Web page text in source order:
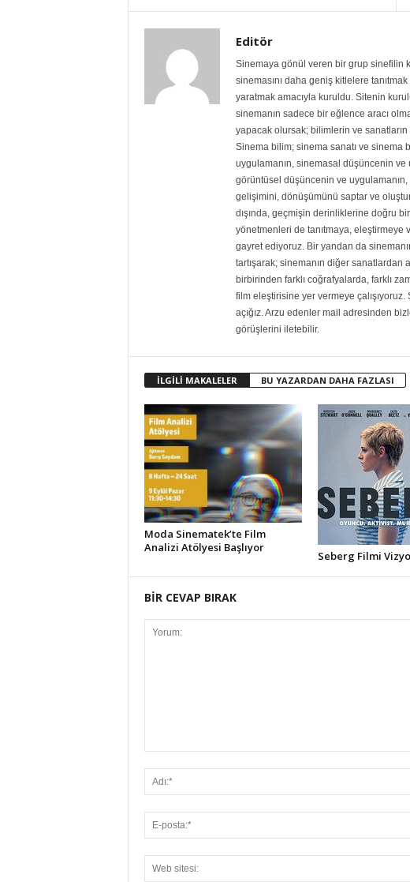
Editör
Sinemaya gönül veren bir grup sinefilin
sinemasını daha geniş kitlelere
yaratmak amacıyla kuruldu. Sitenin
sinemanın sadece bir eğlence aracı
yapacak olursak; bilimlerin ve
Sinema bilim; sinema sanatı ve sinema
uygulamanın, sinemasal düşüncenin ve
görüntüsel düşüncenin ve
gelişimini, dönüşümünü saptar ve
dışında, geçmişin derinliklerine doğru
yönetmenleri de tanıtmaya, eleştirmeye
gayret ediyoruz. Bir yandan da
tartışarak; sinemanın diğer
birbirinden farklı coğrafyalarda, farklı
film eleştirisine yer vermeye çalışıyoruz.
açığız. Arzu edenler mail adresinden
görüşlerini iletebilir.
İLGİLİ MAKALELER BU YAZARDAN DAHA FAZLASI
Moda Sinematek’te Film
Analizi Atölyesi Başlıyor
Seberg Filmi
BİR CEVAP BIRAK